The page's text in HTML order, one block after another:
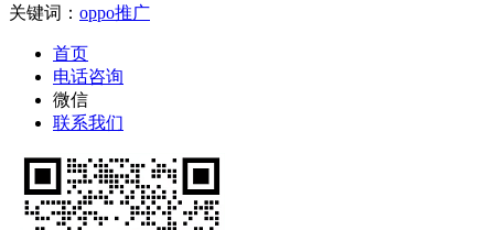
关键词： oppo推广
首页
电话咨询
微信
联系我们